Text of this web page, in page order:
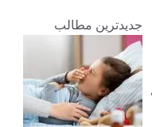
جدیدترین مطالب